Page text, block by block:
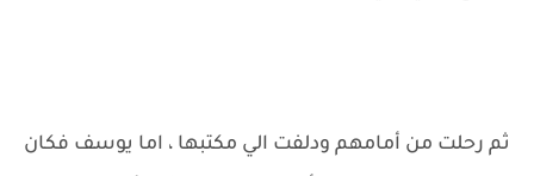
ثم رحلت من أمامهم ودلفت الي مكتبها ، اما يوسف فكان